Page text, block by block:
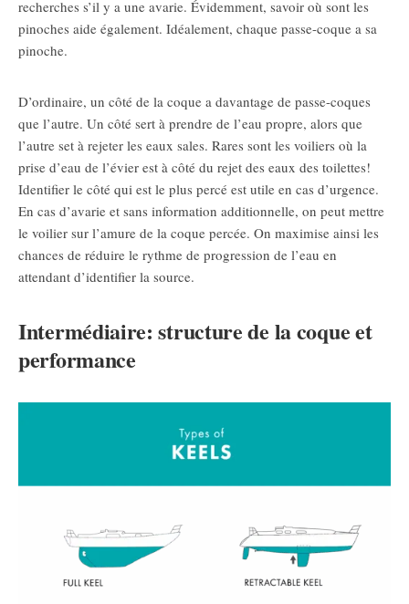
recherches s’il y a une avarie. Évidemment, savoir où sont les
pinoches aide également. Idéalement, chaque passe-coque a sa
pinoche.
D’ordinaire, un côté de la coque a davantage de passe-coques
que l’autre. Un côté sert à prendre de l’eau propre, alors que
l’autre set à rejeter les eaux sales. Rares sont les voiliers où la
prise d’eau de l’évier est à côté du rejet des eaux des toilettes!
Identifier le côté qui est le plus percé est utile en cas d’urgence.
En cas d’avarie et sans information additionnelle, on peut mettre
le voilier sur l’amure de la coque percée. On maximise ainsi les
chances de réduire le rythme de progression de l’eau en
attendant d’identifier la source.
Intermédiaire: structure de la coque et
performance